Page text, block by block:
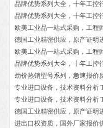
品牌优势系列大全，十年工控
品牌优势系列大全，十年工控
欧美工业品一站式采购，工程
德国工业精密供应，原产证明
欧美工业品一站式采购，工程
品牌优势系列大全，十年工控
劲价热销型号系列，急速报价
专业进口设备，技术资料分析
专业进口设备，技术资料分析
德国工业精密供应，原产证明
进出口权资质，国外厂家报价